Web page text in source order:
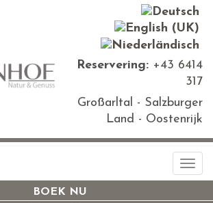
Reservering: +43 6414
317
Großarltal - Salzburger
Land - Oostenrijk
BOEK NU